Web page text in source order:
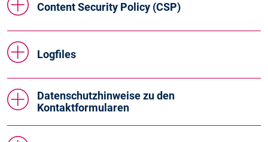
Content Security Policy (CSP)
Logfiles
Datenschutzhinweise zu den
Kontaktformularen